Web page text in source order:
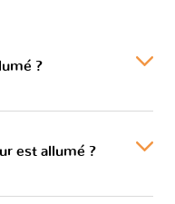
?
est allumé ?